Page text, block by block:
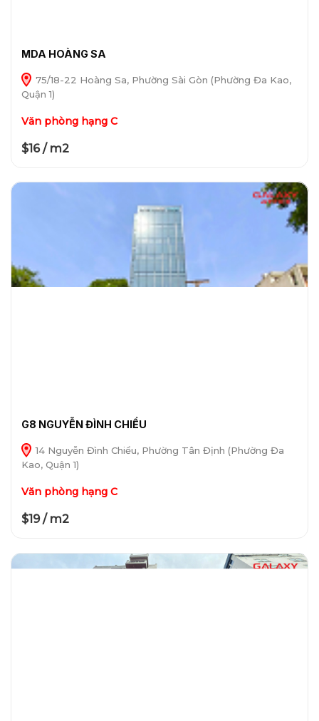
MDA HOÀNG SA
75/18-22 Hoàng Sa, Phường Sài Gòn (Phường Đa Kao,
Quận 1)
Văn phòng hạng C
$16 / m2
G8 NGUYỄN ĐÌNH CHIỂU
14 Nguyễn Đình Chiểu, Phường Tân Định (Phường Đa
Kao, Quận 1)
Văn phòng hạng C
$19 / m2